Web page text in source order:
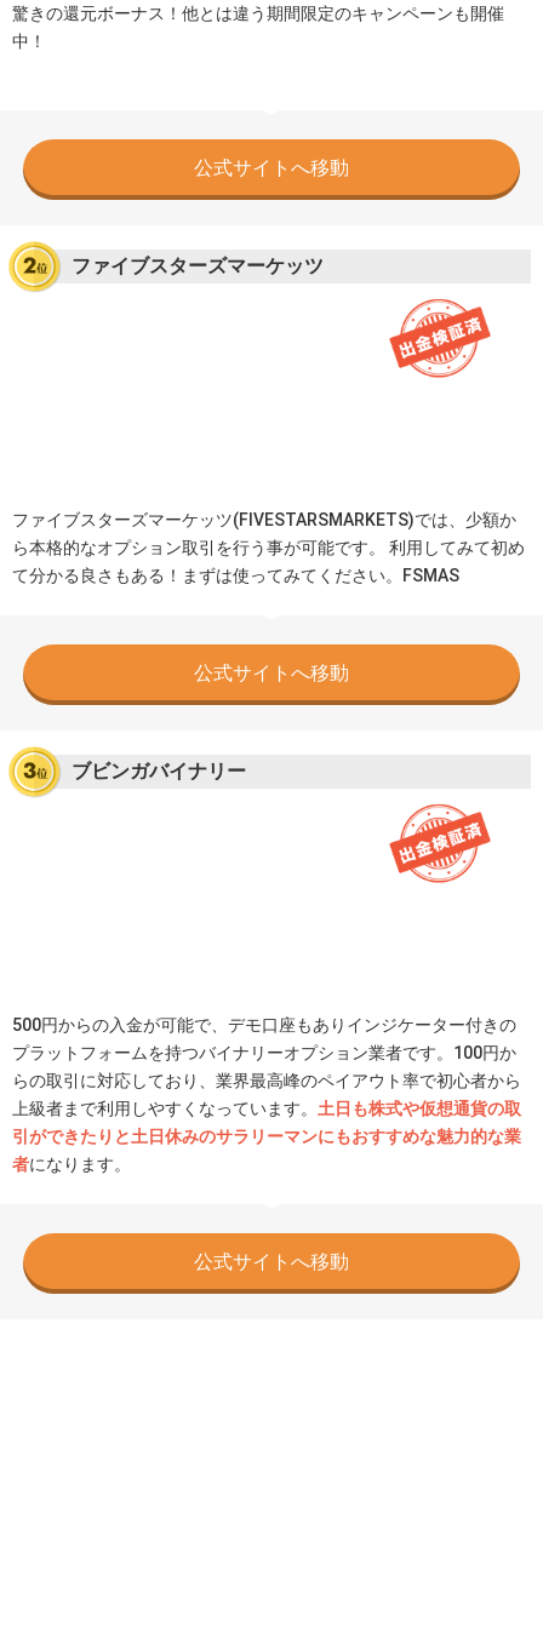
驚きの還元ボーナス！他とは違う期間限定のキャンペーンも開催
中！
公式サイトへ移動
ファイブスターズマーケッツ
ファイブスターズマーケッツ(FIVESTARSMARKETS)では、少額か
ら本格的なオプション取引を行う事が可能です。 利用してみて初め
て分かる良さもある！まずは使ってみてください。FSMAS
公式サイトへ移動
ブビンガバイナリー
500円からの入金が可能で、デモ口座もありインジケーター付きの
プラットフォームを持つバイナリーオプション業者です。100円か
らの取引に対応しており、業界最高峰のペイアウト率で初心者から
上級者まで利用しやすくなっています。 土日も株式や仮想通貨の取
引ができたりと土日休みのサラリーマンにもおすすめな魅力的な業
者になります。
公式サイトへ移動